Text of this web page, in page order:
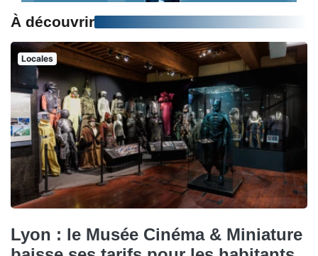
À découvrir
Locales
Lyon : le Musée Cinéma & Miniature